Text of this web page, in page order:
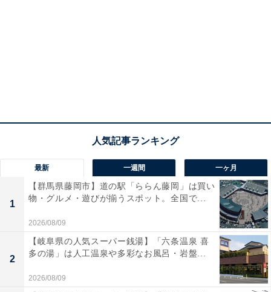
最新 一週間 一ヶ月
1
【群馬県藤岡市】道の駅「ららん藤岡」は買い
物・グルメ・遊びが揃うスポット。全国で...
2026/08/09
2
【岐阜県の人気スーパー銭湯】「六条温泉 喜
多の湯」は人工温泉や多彩なお風呂・岩盤...
2026/08/09